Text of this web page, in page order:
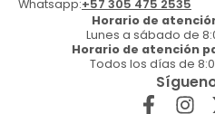
Whatsapp:+57 305 475 2535
Horario de
Lunes a sábado de
Horario de atención
Todos los días de